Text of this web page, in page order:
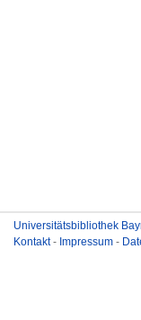
Universitätsbibliothek
Kontakt- Impressum -